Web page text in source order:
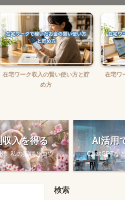
在宅ワーク収入の賢い使い方と貯
め方
在宅ワ
入を得る
！私の実績とコツ
AI活用
ChatGPTな
検索